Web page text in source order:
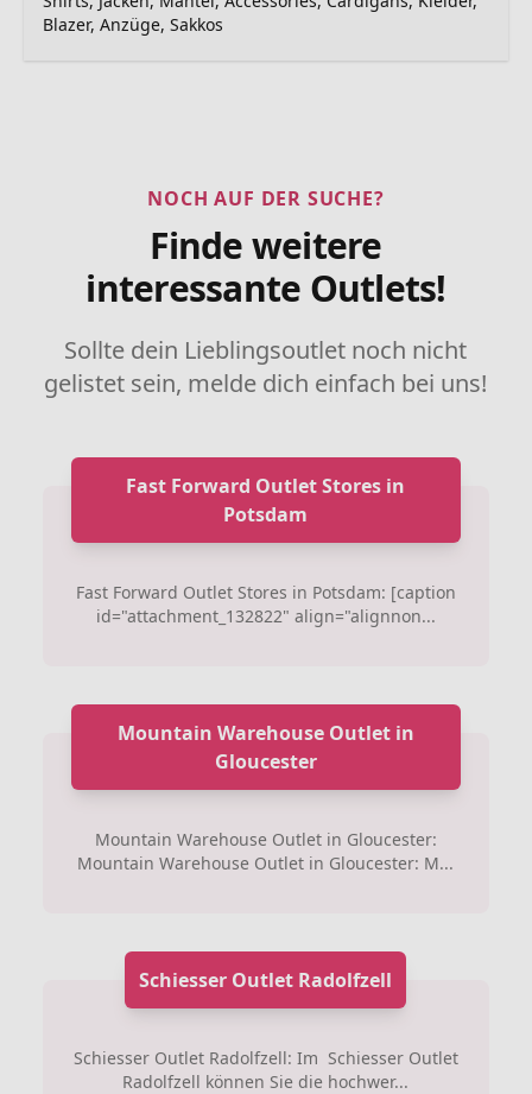
Blazer, Anzüge, Sakkos
NOCH AUF DER SUCHE?
Finde weitere
interessante Outlets!
Sollte dein Lieblingsoutlet noch nicht
gelistet sein, melde dich einfach bei uns!
Fast Forward Outlet Stores in
Potsdam
Fast Forward Outlet Stores in Potsdam: [caption
id="attachment_132822" align="alignnon...
Mountain Warehouse Outlet in
Gloucester
Mountain Warehouse Outlet in Gloucester:
Mountain Warehouse Outlet in Gloucester: M...
Schiesser Outlet Radolfzell
Schiesser Outlet Radolfzell: Im Schiesser Outlet
Radolfzell können Sie die hochwer...